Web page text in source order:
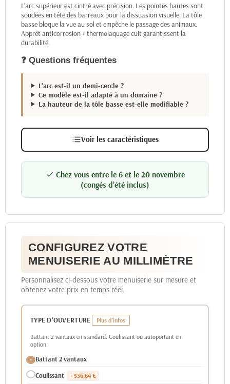
L'arc supérieur est cintré avec précision. Les pointes hautes sont
soudées en tête des barreaux pour la dissuasion visuelle. La tôle
basse bloque la vue au sol et empêche le passage des animaux.
Apprêt anticorrosion + thermolaquage cuit garantissent la
durabilité.
❓ Questions fréquentes
L'arc est-il un demi-cercle ?
Ce modèle est-il adapté à un domaine ?
La hauteur de la tôle basse est-elle modifiable ?
Voir les caractéristiques
 Chez vous entre le 6 et le 20 novembre
(congés d’été inclus)
CONFIGUREZ VOTRE
MENUISERIE AU MILLIMÈTRE
Personnalisez ci-dessous votre menuiserie sur mesure et
obtenez votre prix en temps réel.
TYPE D'OUVERTURE
Battant 2 vantaux en standard. Coulissant ou autoportant en
option.
Battant 2 vantaux
Coulissant
+ 536,64 €